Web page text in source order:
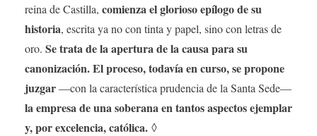
reina de Castilla, comienza el glorioso epílogo de su
historia, escrita ya no con tinta y papel, sino con letras de
oro. Se trata de la apertura de la causa para su
canonización. El proceso, todavía en curso, se propone
juzgar—con la característica prudencia de la Santa Sede—
la empresa de una soberana en tantos aspectos ejemplar
y, por excelencia, católica.◊